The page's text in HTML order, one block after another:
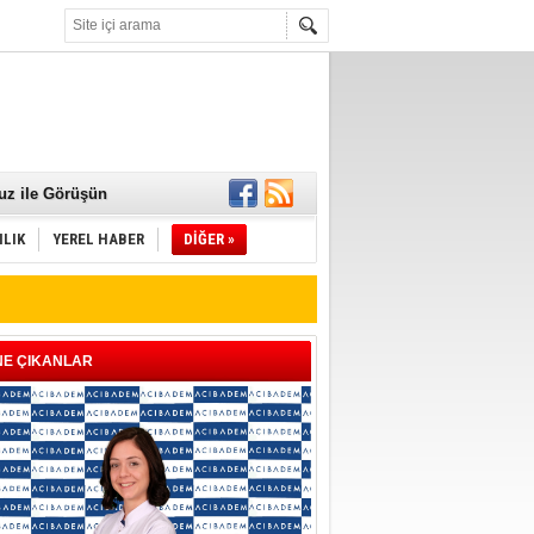
ile Görüşün
YEREL HABER DİĞER »
ÇIKANLAR